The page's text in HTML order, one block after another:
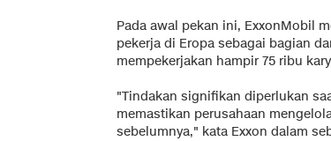
Pada awal pekan ini, ExxonMobil
pekerja di Eropa sebagai bagian
mempekerjakan hampir 75 ribu
"Tindakan signifikan diperlukan
memastikan perusahaan
sebelumnya," kata Exxon dalam